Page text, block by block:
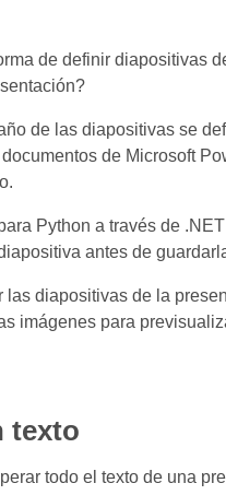
de definir diapositivas
de las diapositivas se
de Microsoft
Python a través de
antes de
las diapositivas de la
imágenes para
texto
todo el texto de una